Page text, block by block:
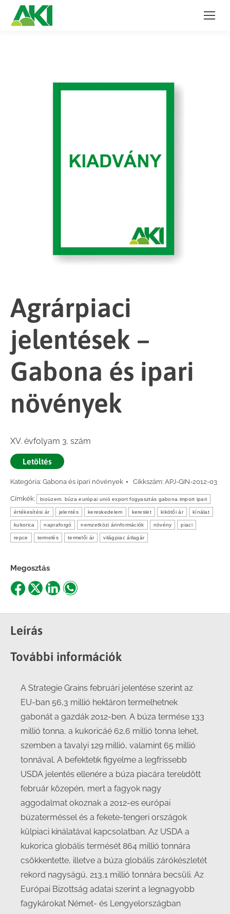
Agrárpiaci
jelentések –
Gabona és ipari
növények
XV. évfolyam 3. szám
Letöltés
Kategória: Gabona és ipari növények Cikkszám: APJ-GIN-2012-03
Címkék: bioüzem. búza európai unió export fogyasztás gabona import ipari
értékesítési ár jelentés kereskedelem kereslet kikötői ár kínálat
kukorica napraforgó nemzetközi árinformációk növény piaci
repce termelés termelői ár világpiac átlagár
Megosztás
Share
Facebook
Share
X
ShareShare
Leírás
További információk
A Strategie Grains februári jelentése szerint az
EU-ban 56,3 millió hektáron termelhetnek
gabonát a gazdák 2012-ben. A búza termése 133
millió tonna, a kukoricáé 62,6 millió tonna lehet,
szemben a tavalyi 129 millió, valamint 65 millió
tonnával. A befektetık figyelme a legfrissebb
USDA jelentés ellenére a búza piacára terelıdött
február közepén, mert a fagyok nagy
aggodalmat okoznak a 2012-es európai
búzaterméssel és a fekete-tengeri országok
külpiaci kínálatával kapcsolatban. Az USDA a
kukorica globális termését 864 millió tonnára
csökkentette, illetve a búza globális zárókészletét
rekord nagyságú, 213,1 millió tonnára becsüli. Az
Európai Bizottság adatai szerint a legnagyobb
fagykárokat Német- és Lengyelországban